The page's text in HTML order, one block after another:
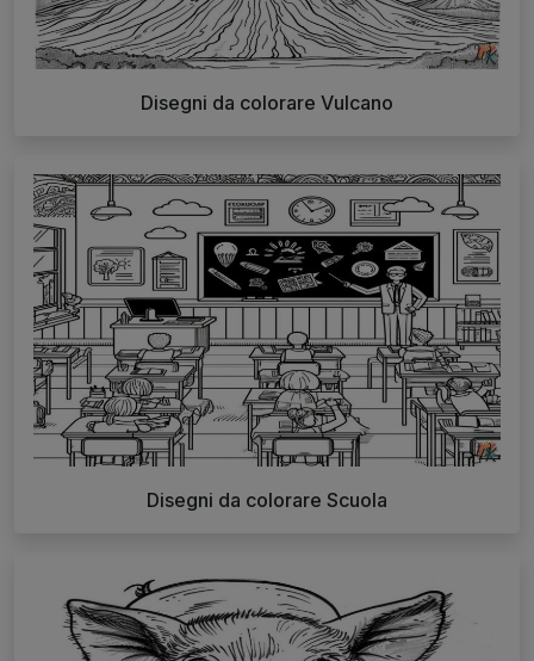
Disegni da colorare Vulcano
Disegni da colorare Scuola